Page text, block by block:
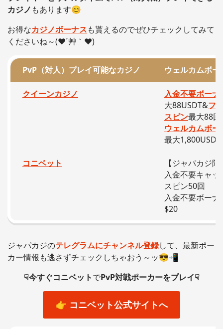
カジノ もあります😊
お得なカジノボーナスも貰えるのでぜひチェックしてみて
くださいね～(❤´艸｀❤)
PvP（対人）プレイ可能なカジノ ウェルカムボー
クイーンカジノ
入金不要ボーナ
大88USDT&フ
スピン最大88回
ウェルカムボー
最大1,800USDT
コニベット
【ジャパカジ
入金不要キャッ
スピン50回
入金不要ボーナ
$20
ジャパカジのテレグラムにチャンネル登録して、最新ポー
カー情報も逃さずチェックしちゃおう～ッ😎📲
☟今すぐコニベットでPvP対戦ポーカーをプレイ☟
👉 コニベット公式サイトへ